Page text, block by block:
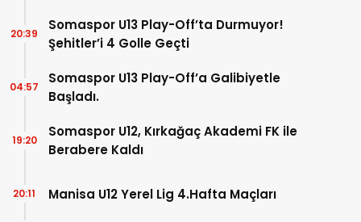
Somaspor U13 Play-Off’ta Durmuyor!
Şehitler’i 4 Golle Geçti
20:39
Somaspor U13 Play-Off’a Galibiyetle
Başladı.
04:57
Somaspor U12, Kırkağaç Akademi FK ile
Berabere Kaldı
19:20
Manisa U12 Yerel Lig 4.Hafta Maçları
20:11